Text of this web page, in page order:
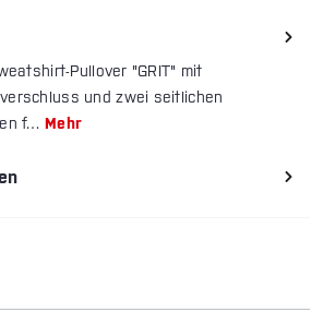
Pullover "GRIT" mit
und zwei seitlichen
f… Mehr